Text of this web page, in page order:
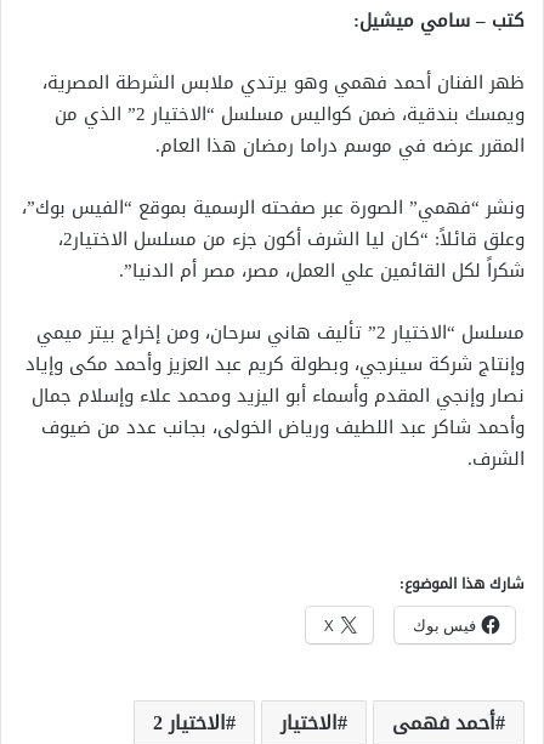
كتب – سامي ميشيل:
ظهر الفنان أحمد فهمي وهو يرتدي ملابس الشرطة المصرية،
ويمسك بندقية، ضمن كواليس مسلسل “الاختيار 2” الذي من
المقرر عرضه في موسم دراما رمضان هذا العام.
ونشر “فهمي” الصورة عبر صفحته الرسمية بموقع “الفيس بوك”،
وعلق قائلاً: “كان ليا الشرف أكون جزء من مسلسل الاختيار2،
شكراً لكل القائمين علي العمل، مصر، مصر أم الدنيا”.
مسلسل “الاختيار 2” تأليف هاني سرحان، ومن إخراج بيتر ميمي
وإنتاج شركة سينرجي، وبطولة كريم عبد العزيز وأحمد مكى وإياد
نصار وإنجي المقدم وأسماء أبو اليزيد ومحمد علاء وإسلام جمال
وأحمد شاكر عبد اللطيف ورياض الخولى، بجانب عدد من ضيوف
الشرف.
شارك هذا الموضوع:
فيس بوك X
أحمد فهمى الاختيار الاختيار 2